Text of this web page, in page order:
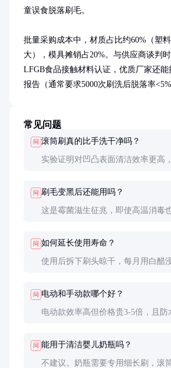
童误食脱落刷毛。
批量采购成本中，材质占比约60%（塑
大），模具摊销占20%。与供应商谈判
LFGB食品接触材料认证，优质厂家还
报告（通常要求5000次刷洗后脱落率<5%
常见问题
问 滚筒刷真的比手洗干净吗？
实验证明对凹凸表面清洁效率更高
问 刷毛变黑后还能用吗？
这是霉菌滋生征兆，即使高温消毒
问 如何延长使用寿命？
使用后拆下刷头晾干，每月用白醋
问 电动和手动款哪个好？
电动款效率高但价格贵3-5倍，且防
问 能用于清洁婴儿奶瓶吗？
不建议。奶瓶需要专用细长刷，滚